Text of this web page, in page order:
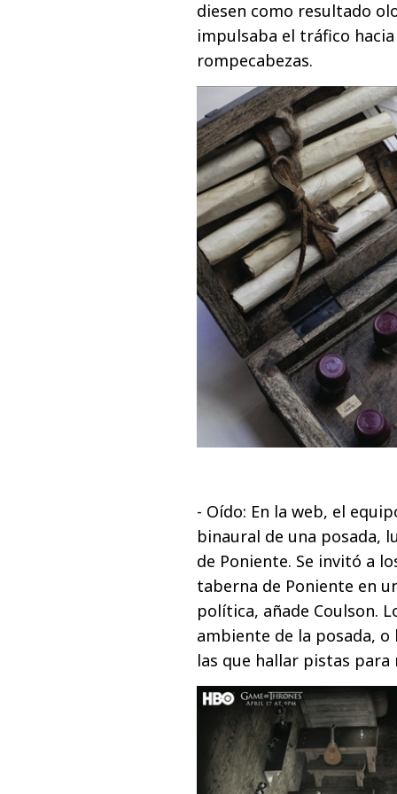
diesen como resultado
impulsaba el tráfico
rompecabezas.
- Oído: En la web, el
binaural de una posada,
de Poniente. Se invitó a
taberna de Poniente en
política, añade Coulson.
ambiente de la posada,
las que hallar pistas para